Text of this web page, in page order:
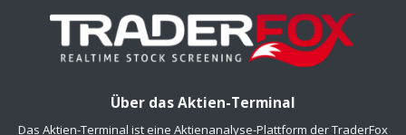
Über das Aktien-Terminal
Das Aktien-Terminal ist eine Aktienanalyse-Plattform der TraderFox